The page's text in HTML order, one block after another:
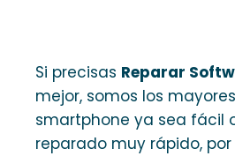
Si precisas Reparar
mejor, somos los
smartphone ya sea fácil
reparado muy rápido,